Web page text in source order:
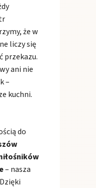
że w
liczy się
przekazu.
ani nie
–
kuchni.
do
– nasza